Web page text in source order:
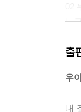
누
왜
고
출
우
내